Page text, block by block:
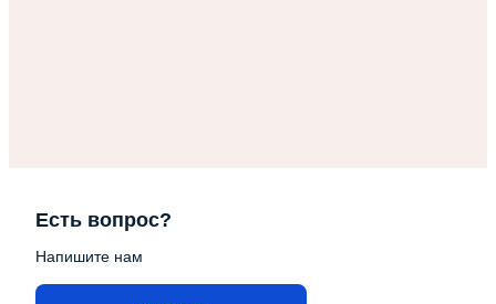
Есть вопрос?
Напишите нам